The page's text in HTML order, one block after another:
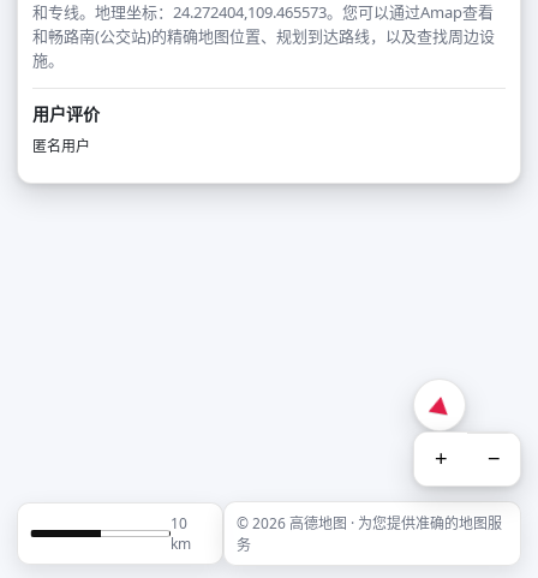
和专线。地理坐标：24.272404,109.465573。您可以通过Amap查看
和畅路南(公交站)的精确地图位置、规划到达路线，以及查找周边设
施。
用户评价
匿名用户
+ −
10
km
© 2026 高德地图 · 为您提供准确的地图服
务